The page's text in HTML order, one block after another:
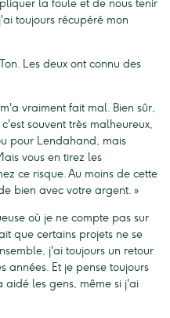
la foule et de nous tenir
toujours récupéré mon
Les deux ont connu des
vraiment fait mal. Bien sûr,
souvent très malheureux,
pour Lendahand, mais
vous en tirez les
ce risque. Au moins de cette
bien avec votre argent. »
où je ne compte pas sur
que certains projets ne se
j'ai toujours un retour
années. Et je pense toujours
les gens, même si j'ai